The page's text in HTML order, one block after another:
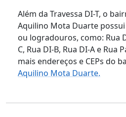
Além da Travessa DI-T, o
Aquilino Mota Duarte
ou logradouros, como: Rua
C, Rua DI-B, Rua DI-A e Rua
mais endereços e CEPs do
Aquilino Mota Duarte.